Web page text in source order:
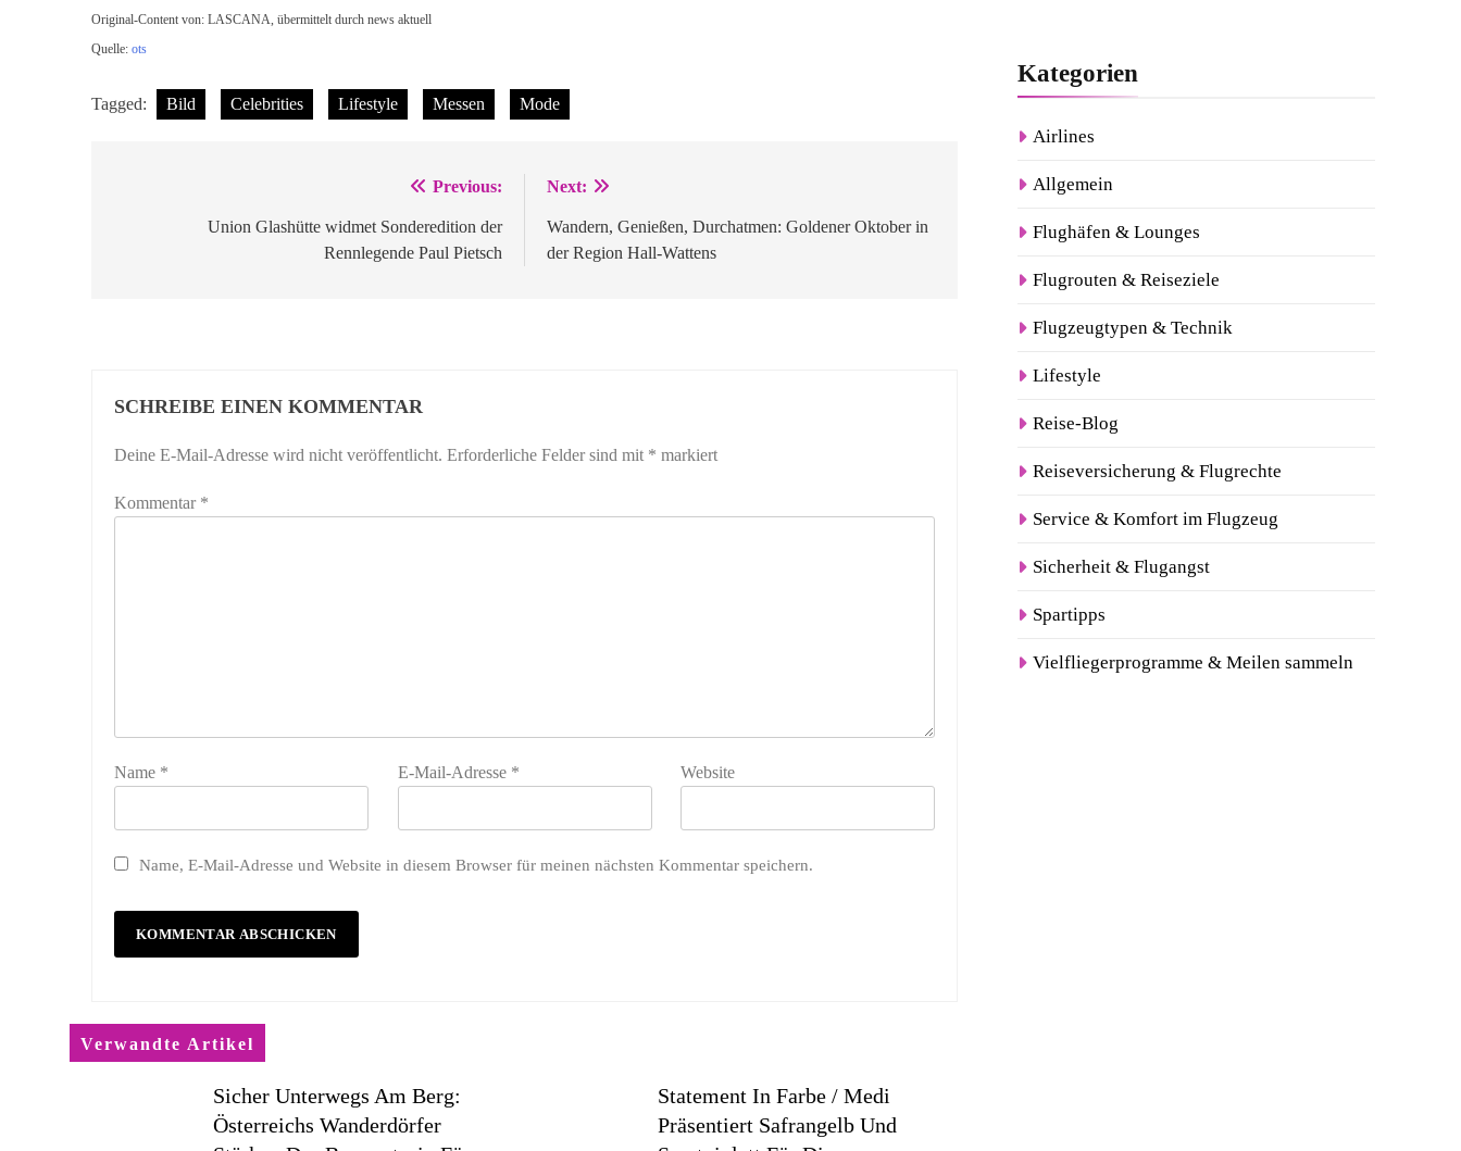
Original-Content von: LASCANA, übermittelt durch news aktuell
Quelle: ots
Tagged: Bild Celebrities Lifestyle Messen Mode
Previous:
Union Glashütte widmet Sonderedition der
Rennlegende Paul Pietsch
Next:
Wandern, Genießen, Durchatmen: Goldener Oktober in
der Region Hall-Wattens
SCHREIBE EINEN KOMMENTAR
Deine E-Mail-Adresse wird nicht veröffentlicht. Erforderliche Felder sind mit * markiert
Kommentar *
Name * E-Mail-Adresse * Website
Name, E-Mail-Adresse und Website in diesem Browser für meinen nächsten Kommentar speichern.
Verwandte Artikel
Sicher Unterwegs Am Berg:
Österreichs Wanderdörfer
Statement In Farbe / Medi
Präsentiert Safrangelb Und
Kategorien
Airlines
Allgemein
Flughäfen & Lounges
Flugrouten & Reiseziele
Flugzeugtypen & Technik
Lifestyle
Reise-Blog
Reiseversicherung & Flugrechte
Service & Komfort im Flugzeug
Sicherheit & Flugangst
Spartipps
Vielfliegerprogramme & Meilen sammeln